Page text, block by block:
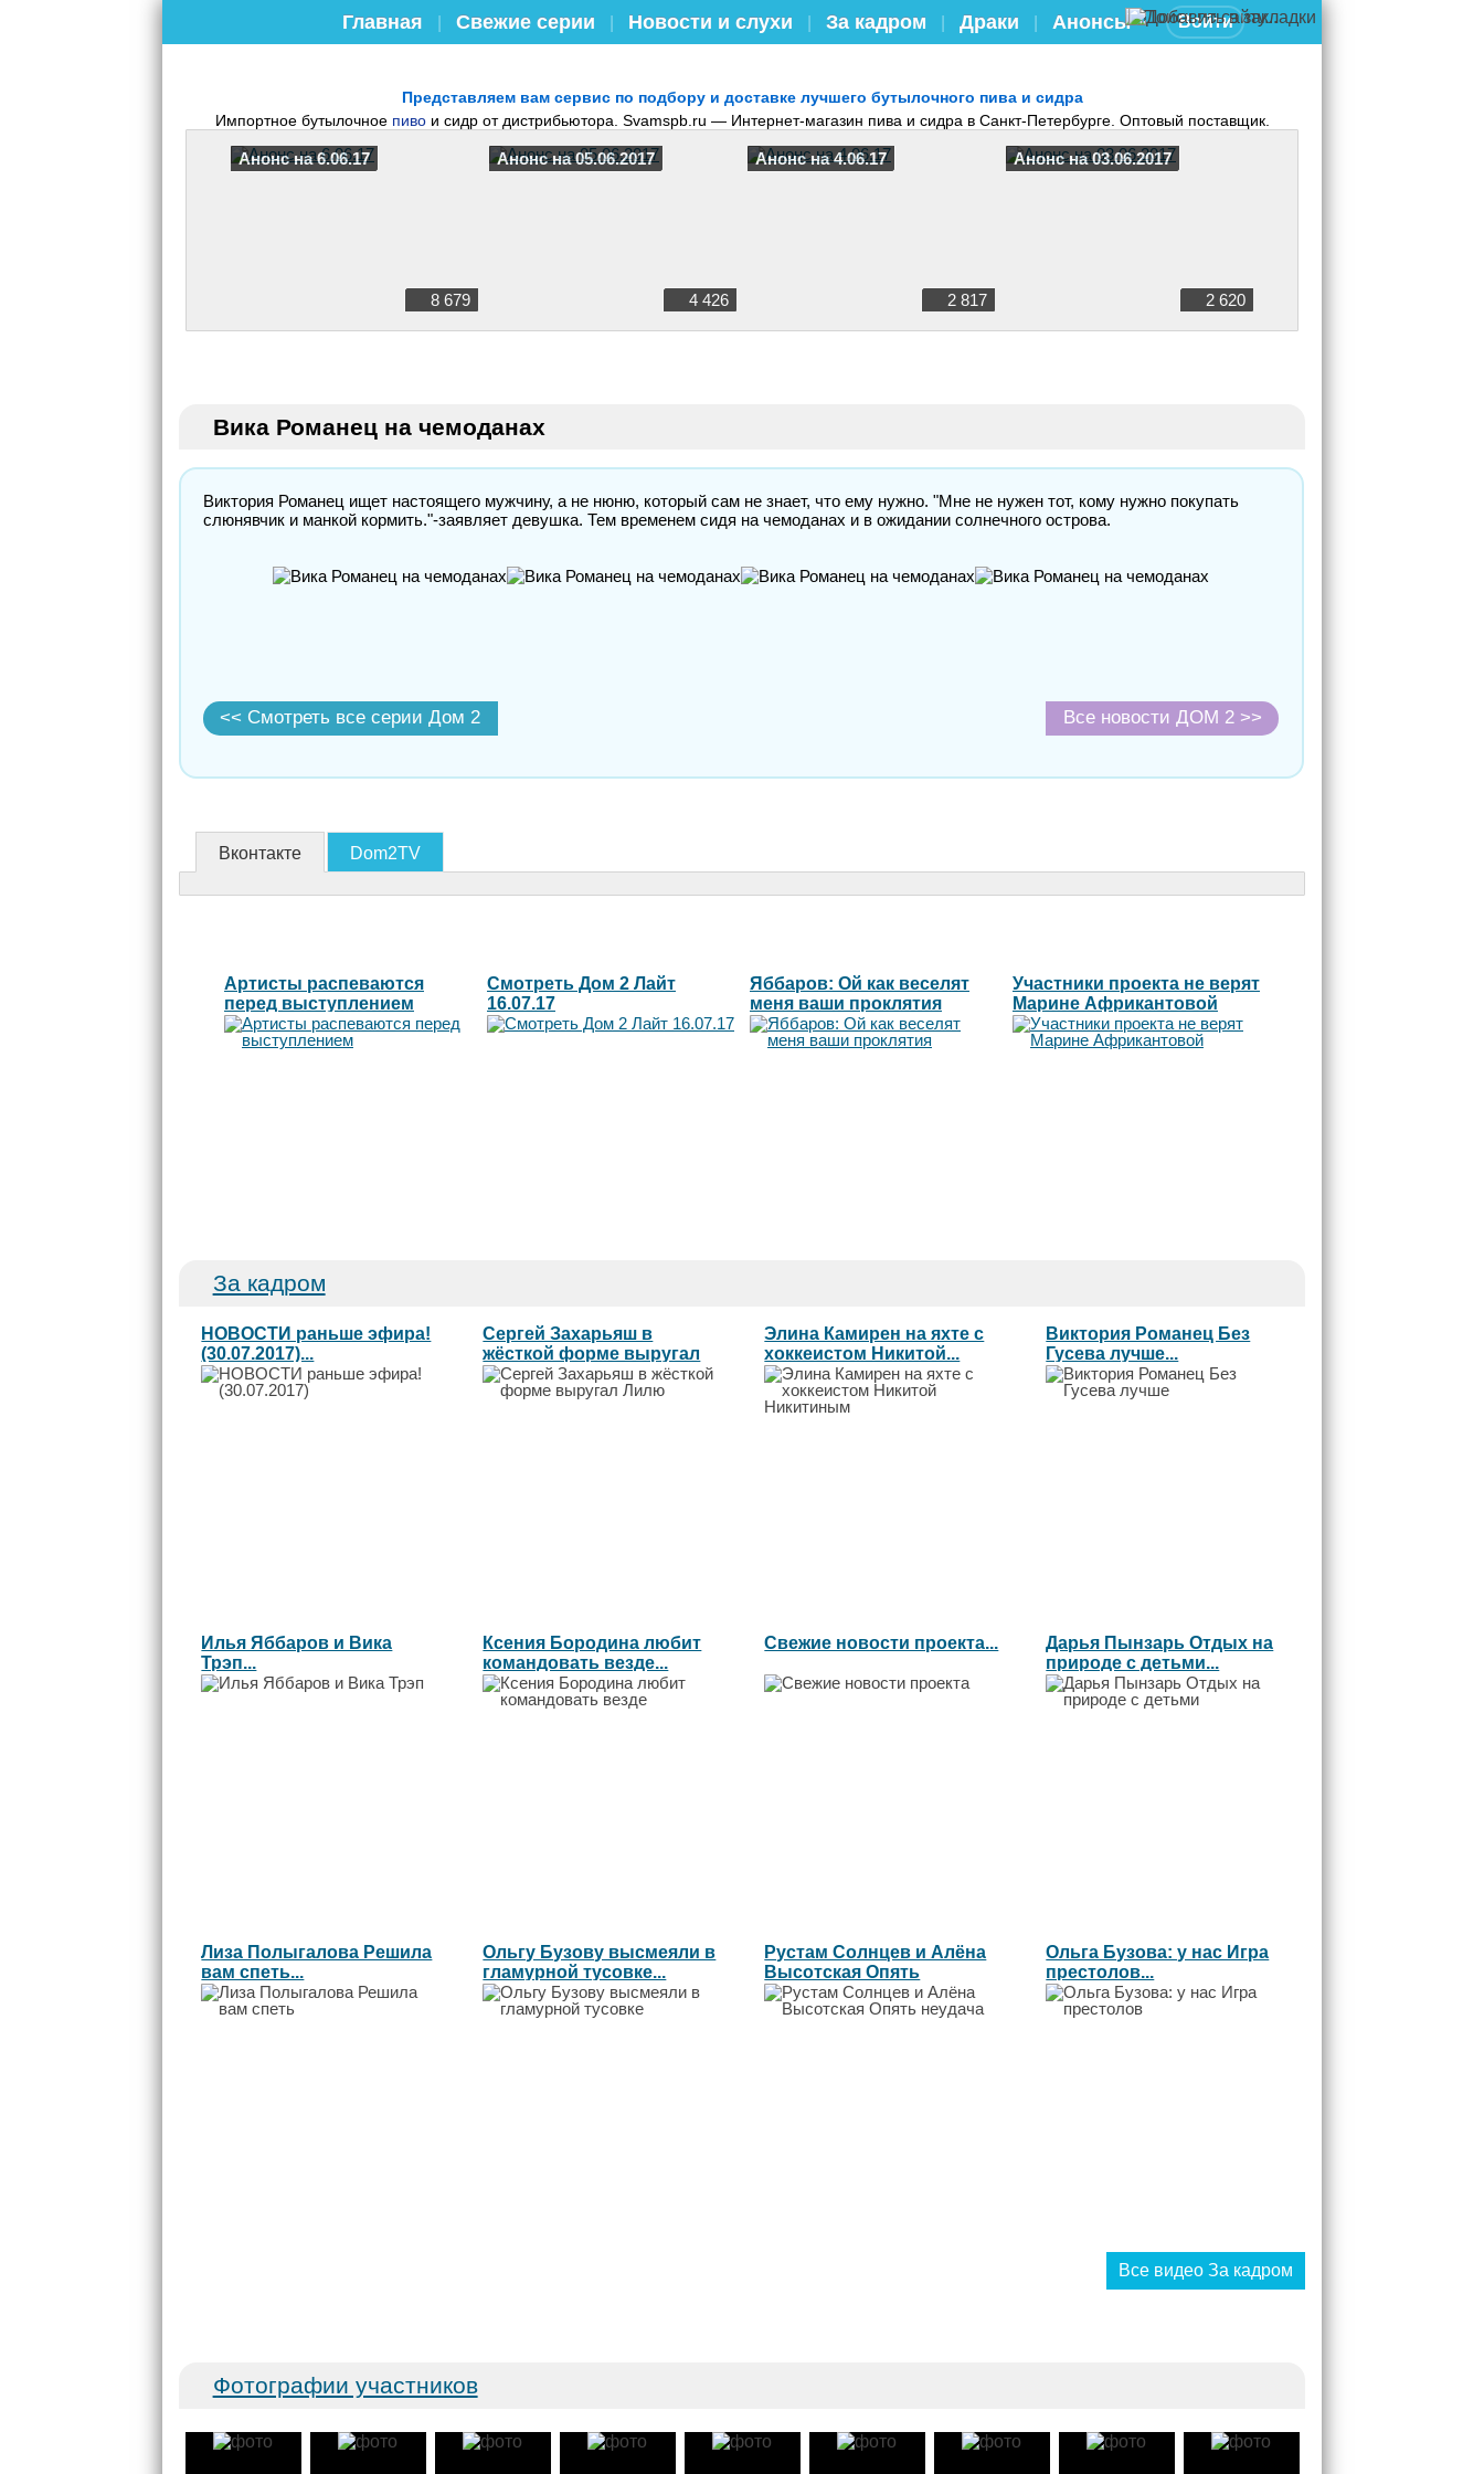
Главная Свежие серии Новости и слухи За кадром Драки Анонсы Войти
Представляем вам сервис по подбору и доставке лучшего бутылочного пива и сидра
Импортное бутылочное пивои сидр от дистрибьютора. Svamspb.ru — Интернет-магазин пива и сидра в Санкт-Петербурге. Оптовый поставщик.
Анонс на 6.06.17
8 679
Анонс на 05.06.2017
4 426
Анонс на 4.06.17
2 817
Анонс на 03.06.2017
2 620
Вика Романец на чемоданах
Виктория Романец ищет настоящего мужчину, а не нюню, который сам не знает, что ему нужно. "Мне не нужен тот, кому нужно покупать
слюнявчик и манкой кормить."-заявляет девушка. Тем временем сидя на чемоданах и в ожидании солнечного острова.
<< Смотреть все серии Дом 2 Все новости ДОМ 2 >>
Вконтакте Dom2TV
Артисты распеваются
перед выступлением
Смотреть Дом 2 Лайт
16.07.17
Яббаров: Ой как веселят
меня ваши проклятия
Участники проекта не верят
Марине Африкантовой
За кадром
НОВОСТИ раньше эфира!
(30.07.2017)...
Сергей Захарьяш в
жёсткой форме выругал
Лилю...
Элина Камирен на яхте с
хоккеистом Никитой...
Виктория Романец Без
Гусева лучше...
Илья Яббаров и Вика
Трэп...
Ксения Бородина любит
командовать везде...
Свежие новости проекта...
Дарья Пынзарь Отдых на
природе с детьми...
Лиза Полыгалова Решила
вам спеть...
Ольгу Бузову высмеяли в
гламурной тусовке...
Рустам Солнцев и Алёна
Высотская Опять
неудача...
Ольга Бузова: у нас Игра
престолов...
Все видео За кадром
Фотографии участников